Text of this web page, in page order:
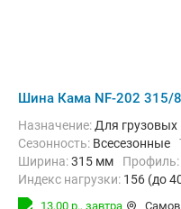
Шина Кама NF-202 315/
Назначение: Для
Сезонность: Всесезонные
Ширина:315 мм Профиль:
Индекс нагрузки: 156 (до
Индекс скорости:
13,00 р., завтра